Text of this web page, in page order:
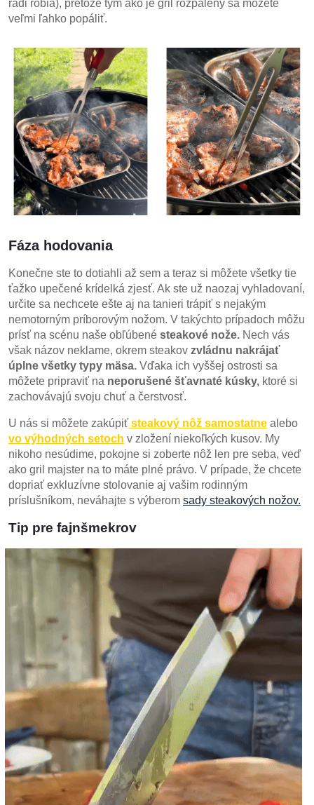
radi robia), pretože tým ako je gril rozpálený sa môžete
veľmi ľahko popáliť.
Fáza hodovania
Konečne ste to dotiahli až sem a teraz si môžete všetky tie
ťažko upečené krídelká zjesť. Ak ste už naozaj vyhladovaní,
určite sa nechcete ešte aj na tanieri trápiť s nejakým
nemotorným príborovým nožom. V takýchto prípadoch môžu
prísť na scénu naše obľúbené steakové nože. Nech vás
však názov neklame, okrem steakov zvládnu nakrájať
úplne všetky typy mäsa. Vďaka ich vyššej ostrosti sa
môžete pripraviť na neporušené šťavnaté kúsky, ktoré si
zachovávajú svoju chuť a čerstvosť.
U nás si môžete zakúpiť steakový nôž samostatne alebo
vo výhodných setoch v zložení niekoľkých kusov. My
nikoho nesúdime, pokojne si zoberte nôž len pre seba, veď
ako gril majster na to máte plné právo. V prípade, že chcete
dopriať exkluzívne stolovanie aj vašim rodinným
príslušníkom, neváhajte s výberom sady steakových nožov.
Tip pre fajnšmekrov